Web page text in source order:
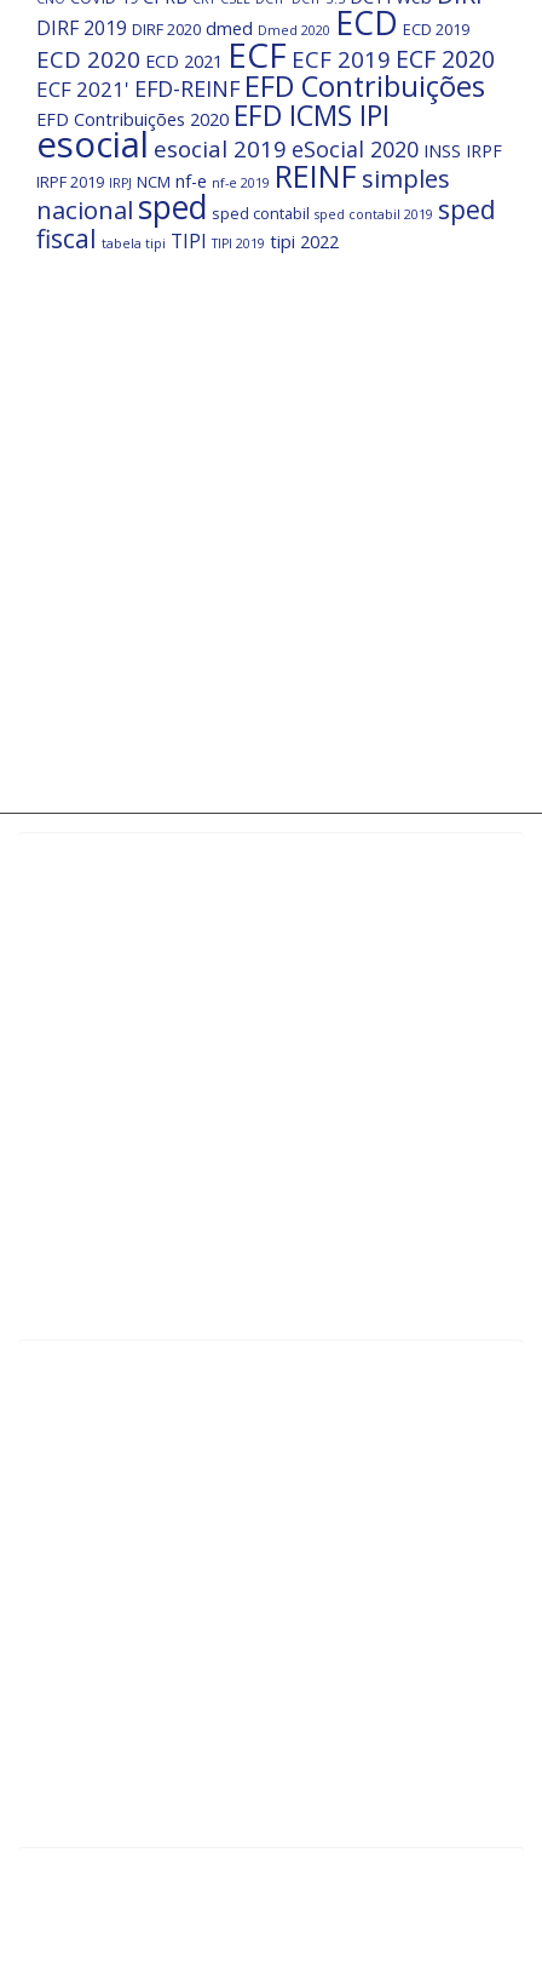
DIRF 2019 DIRF 2020 dmed Dmed 2020 ECD ECD 2019
ECD 2020 ECD 2021 ECF ECF 2019 ECF 2020
ECF 2021' EFD-REINF EFD Contribuições
EFD Contribuições 2020 EFD ICMS IPI
esocial esocial 2019 eSocial 2020 INSS IRPF
IRPF 2019 IRPJ NCM nf-e nf-e 2019 REINF simples
nacional sped sped contabil sped contabil 2019 sped
fiscal tabela tipi TIPI TIPI 2019 tipi 2022